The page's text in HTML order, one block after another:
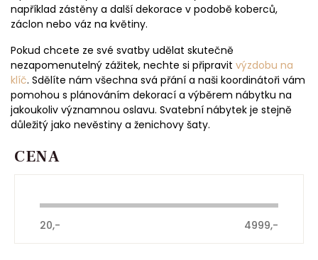
CENA
20,- 4999,-
například zástěny a další dekorace v podobě koberců,
záclon nebo váz na květiny.
Pokud chcete ze své svatby udělat skutečně
nezapomenutelný zážitek, nechte si připravit výzdobu na
klíč. Sdělíte nám všechna svá přání a naši koordinátoři vám
pomohou s plánováním dekorací a výběrem nábytku na
jakoukoliv významnou oslavu. Svatební nábytek je stejně
důležitý jako nevěstiny a ženichovy šaty.